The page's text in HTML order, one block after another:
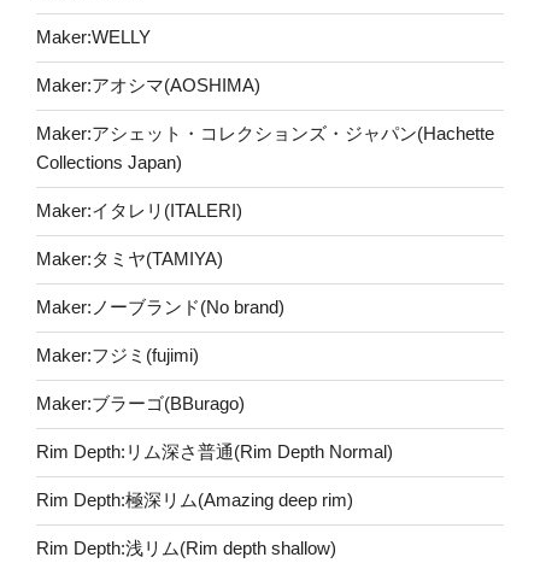
Maker:WELLY
Maker:アオシマ(AOSHIMA)
Maker:アシェット・コレクションズ・ジャパン(Hachette
Collections Japan)
Maker:イタレリ(ITALERI)
Maker:タミヤ(TAMIYA)
Maker:ノーブランド(No brand)
Maker:フジミ(fujimi)
Maker:ブラーゴ(BBurago)
Rim Depth:リム深さ普通(Rim Depth Normal)
Rim Depth:極深リム(Amazing deep rim)
Rim Depth:浅リム(Rim depth shallow)